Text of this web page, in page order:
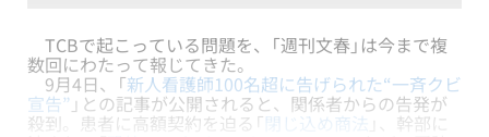
TCBで起こっている問題を、「週刊文春」は今まで複
数回にわたって報じてきた。
9月4日、「新人看護師100名超に告げられた“一斉クビ
宣告” 」との記事が公開されると、関係者からの告発が
殺到。患者に高額契約を迫る「閉じ込め商法 」、幹部に